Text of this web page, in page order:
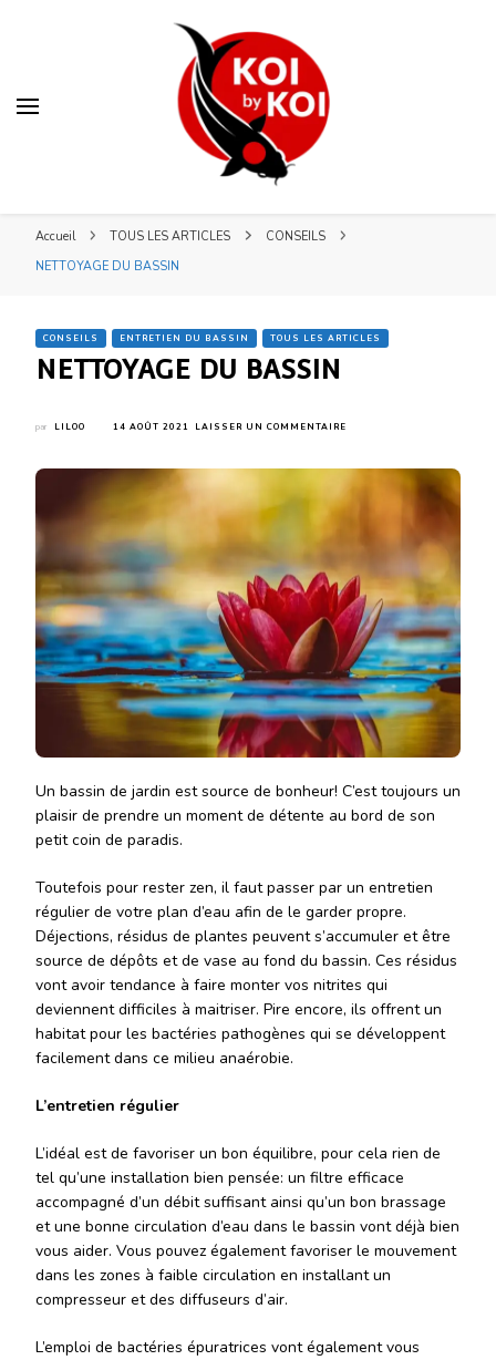
Blog KOI by KOI
Accueil TOUS LES ARTICLES
CONSEILS
NETTOYAGE DU BASSIN
CONSEILS ENTRETIEN DU BASSIN TOUS LES ARTICLES
NETTOYAGE DU BASSIN
par LILOO 14 AOÛT 2021 LAISSER UN COMMENTAIRE
BASSIN
Un bassin de jardin est source de bonheur! C’est toujours un
plaisir de prendre un moment de détente au bord de son
petit coin de paradis.
Toutefois pour rester zen, il faut passer par un entretien
régulier de votre plan d’eau afin de le garder propre.
Déjections, résidus de plantes peuvent s’accumuler et être
source de dépôts et de vase au fond du bassin. Ces résidus
vont avoir tendance à faire monter vos nitrites qui
deviennent difficiles à maitriser. Pire encore, ils offrent un
habitat pour les bactéries pathogènes qui se développent
facilement dans ce milieu anaérobie.
L’entretien régulier
L’idéal est de favoriser un bon équilibre, pour cela rien de
tel qu’une installation bien pensée: un filtre efficace
accompagné d’un débit suffisant ainsi qu’un bon brassage
et une bonne circulation d’eau dans le bassin vont déjà bien
vous aider. Vous pouvez également favoriser le mouvement
dans les zones à faible circulation en installant un
compresseur et des diffuseurs d’air.
L’emploi de bactéries épuratrices vont également vous